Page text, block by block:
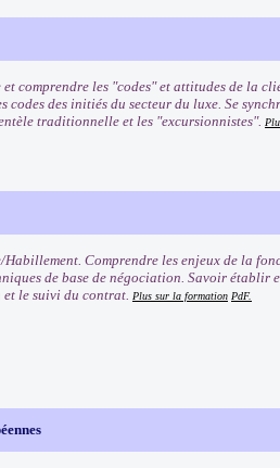
comprendre les "codes" et attitudes de la
des initiés du secteur du luxe. Se
traditionnelle et les "excursionnistes".
Comprendre les enjeux de la
de base de négociation. Savoir établir
le suivi du contrat. Plus sur la formation PdF.